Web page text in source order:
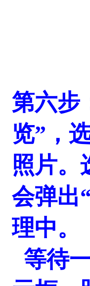
第六步
览”，
照片。
会弹出
理中。
等待